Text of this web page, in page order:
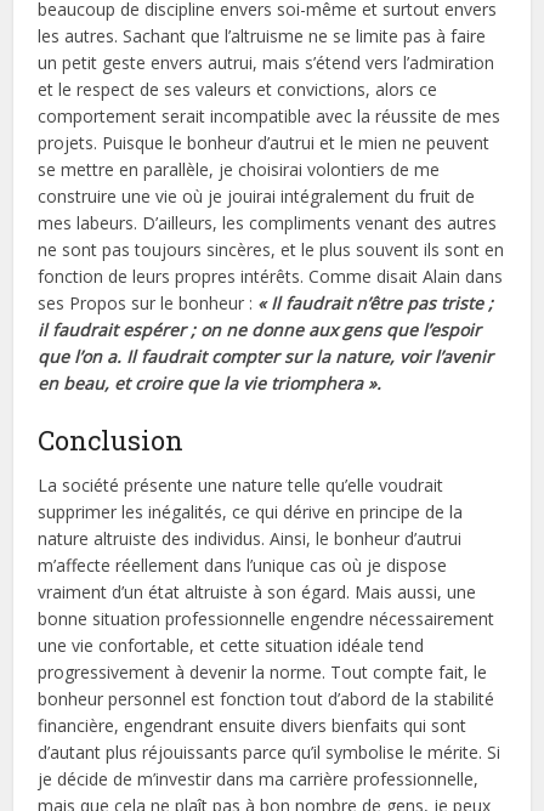
beaucoup de discipline envers soi-même et surtout envers
les autres. Sachant que l’altruisme ne se limite pas à faire
un petit geste envers autrui, mais s’étend vers l’admiration
et le respect de ses valeurs et convictions, alors ce
comportement serait incompatible avec la réussite de mes
projets. Puisque le bonheur d’autrui et le mien ne peuvent
se mettre en parallèle, je choisirai volontiers de me
construire une vie où je jouirai intégralement du fruit de
mes labeurs. D’ailleurs, les compliments venant des autres
ne sont pas toujours sincères, et le plus souvent ils sont en
fonction de leurs propres intérêts. Comme disait Alain dans
ses Propos sur le bonheur : « Il faudrait n’être pas triste ;
il faudrait espérer ; on ne donne aux gens que l’espoir
que l’on a. Il faudrait compter sur la nature, voir l’avenir
en beau, et croire que la vie triomphera ».
Conclusion
La société présente une nature telle qu’elle voudrait
supprimer les inégalités, ce qui dérive en principe de la
nature altruiste des individus. Ainsi, le bonheur d’autrui
m’affecte réellement dans l’unique cas où je dispose
vraiment d’un état altruiste à son égard. Mais aussi, une
bonne situation professionnelle engendre nécessairement
une vie confortable, et cette situation idéale tend
progressivement à devenir la norme. Tout compte fait, le
bonheur personnel est fonction tout d’abord de la stabilité
financière, engendrant ensuite divers bienfaits qui sont
d’autant plus réjouissants parce qu’il symbolise le mérite. Si
je décide de m’investir dans ma carrière professionnelle,
mais que cela ne plaît pas à bon nombre de gens, je peux